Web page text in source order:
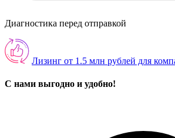
Диагностика перед отправкой
Лизинг от 1.5 млн рублей для
С нами выгодно и удобно!